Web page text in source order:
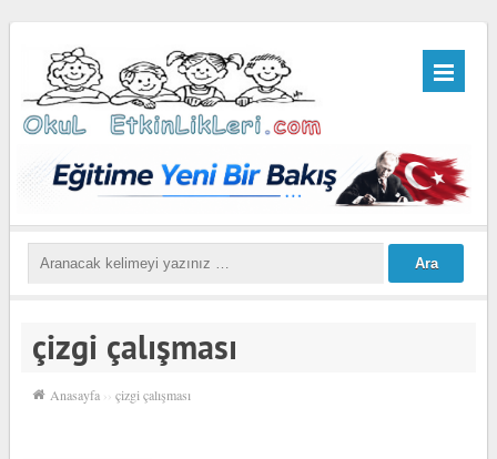
çizgi çalışması
Anasayfa ›› çizgi çalışması